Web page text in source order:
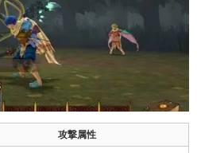
攻撃属性